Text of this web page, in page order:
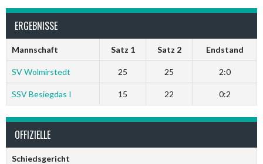
ERGEBNISSE
Mannschaft Satz 1 Satz 2 Endstand
SV Wolmirstedt 25 25 2:0
SSV Besiegdas I 15 22 0:2
OFFIZIELLE
Schiedsgericht